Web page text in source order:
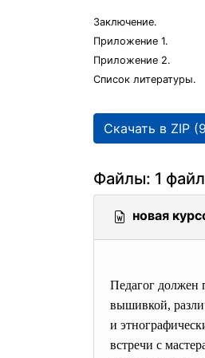
Заключение.
Приложение 1.
Приложение 2.
Список литературы.
Скачать в ZIP
Файлы: 1 файл
новая
Педагог должен
вышивкой,
и
встречи с